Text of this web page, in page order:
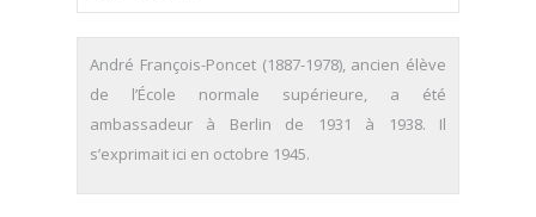
André François-Poncet (1887-1978), ancien élève
de l’École normale supérieure, a été
ambassadeur à Berlin de 1931 à 1938. Il
s’exprimait ici en octobre 1945.